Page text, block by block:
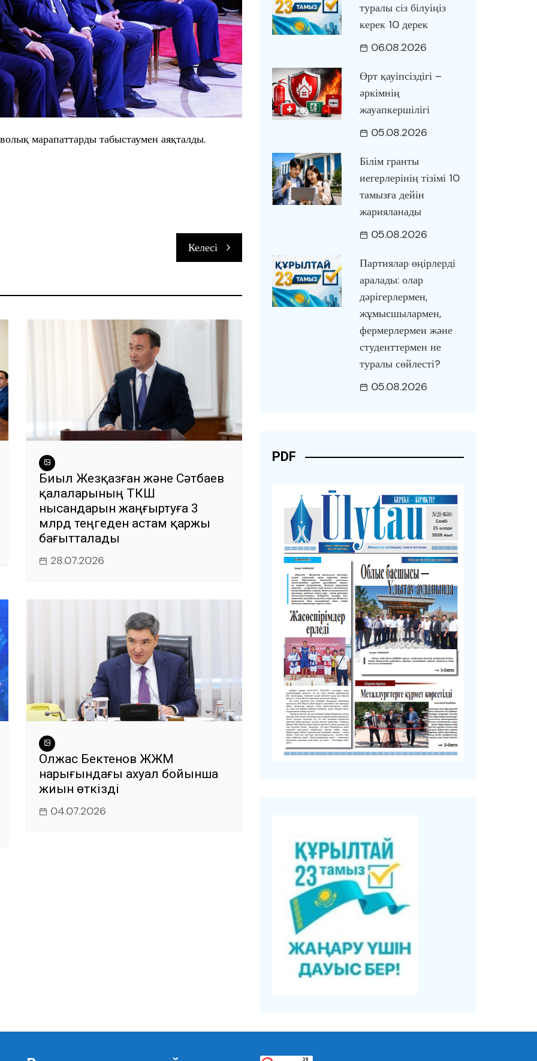
марапаттарды табыстаумен аяқталды.
Келесі
Биыл Жезқазған және Сәтбаев
қалаларының ТКШ
нысандарын жаңғыртуға 3
млрд теңгеден астам қаржы
бағытталады
28.07.2026
Олжас Бектенов ЖЖМ
нарығындағы ахуал бойынша
жиын өткізді
04.07.2026
туралы сіз білуіңіз
керек 10 дерек
06.08.2026
Өрт қауіпсіздігі –
әркімнің
жауапкершілігі
05.08.2026
Білім гранты
иегерлерінің тізімі 10
тамызға дейін
жарияланады
05.08.2026
Партиялар өңірлерді
аралады: олар
дәрігерлермен,
жұмысшылармен,
фермерлермен және
студенттермен не
туралы сөйлесті?
05.08.2026
PDF